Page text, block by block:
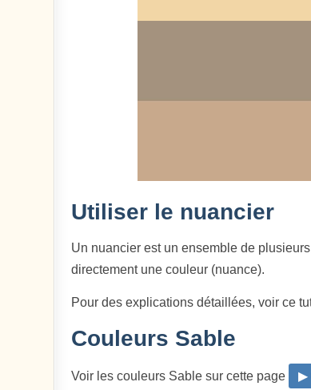
Utiliser le nuancier
Un nuancier est un ensemble de
directement une couleur (nuance).
Pour des explications détaillées, voir ce
Couleurs Sable
Voir les couleurs Sable sur cette page ▶